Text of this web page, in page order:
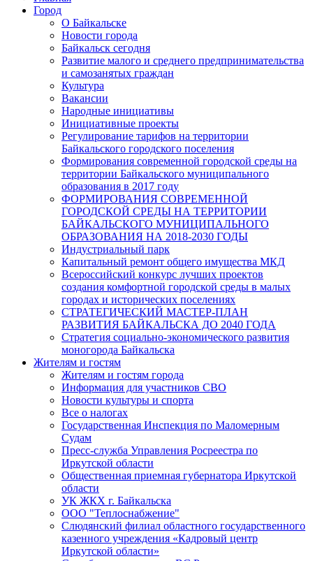
Город
О Байкальске
Новости города
Байкальск сегодня
Развитие малого и среднего предпринимательства
и самозанятых граждан
Культура
Вакансии
Народные инициативы
Инициативные проекты
Регулирование тарифов на территории
Байкальского городского поселения
Формирования современной городской среды на
территории Байкальского муниципального
образования в 2017 году
ФОРМИРОВАНИЯ СОВРЕМЕННОЙ
ГОРОДСКОЙ СРЕДЫ НА ТЕРРИТОРИИ
БАЙКАЛЬСКОГО МУНИЦИПАЛЬНОГО
ОБРАЗОВАНИЯ НА 2018-2030 ГОДЫ
Индустриальный парк
Капитальный ремонт общего имущества МКД
Всероссийский конкурс лучших проектов
создания комфортной городской среды в малых
городах и исторических поселениях
СТРАТЕГИЧЕСКИЙ МАСТЕР-ПЛАН
РАЗВИТИЯ БАЙКАЛЬСКА ДО 2040 ГОДА
Стратегия социально-экономического развития
моногорода Байкальска
Жителям и гостям
Жителям и гостям города
Информация для участников СВО
Новости культуры и спорта
Все о налогах
Государственная Инспекция по Маломерным
Судам
Пресс-служба Управления Росреестра по
Иркутской области
Общественная приемная губернатора Иркутской
области
УК ЖКХ г. Байкальска
ООО "Теплоснабжение"
Слюдянский филиал областного государственного
казенного учреждения «Кадровый центр
Иркутской области»